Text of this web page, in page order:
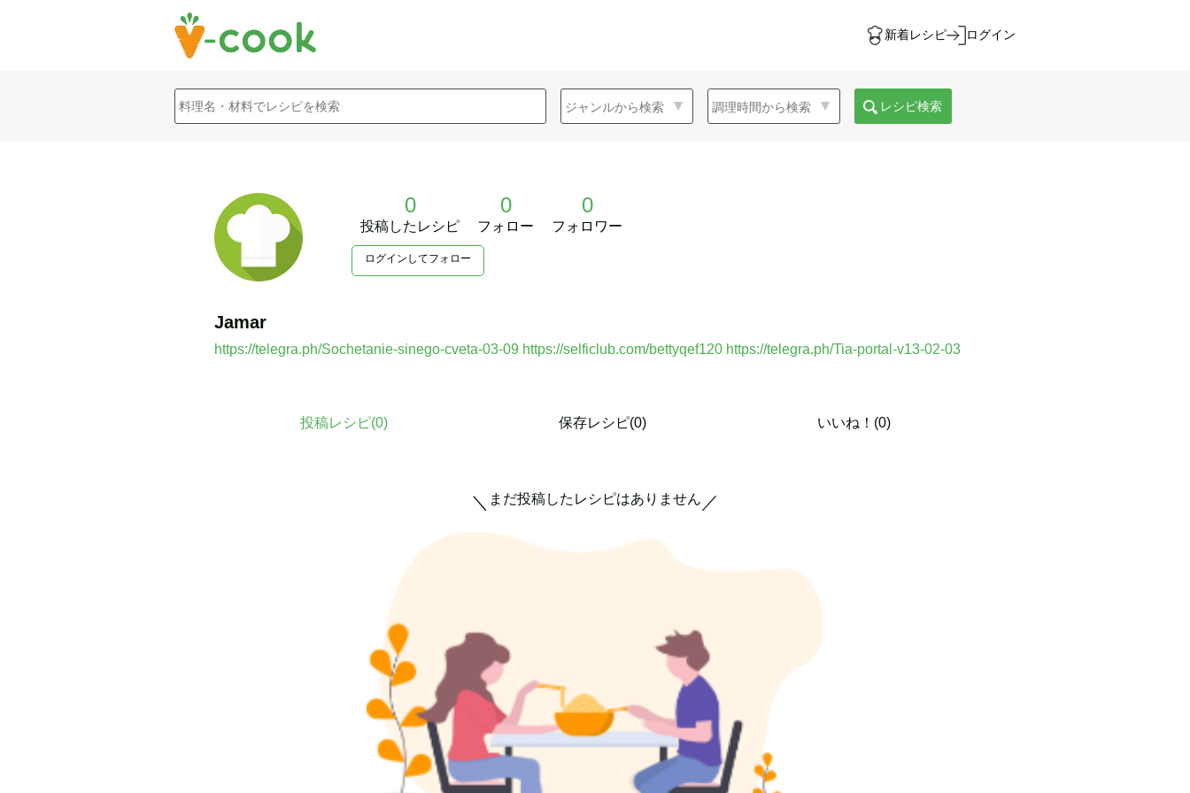
新着レシピ ログイン
レシピ検索
0
投稿したレシピ
0
フォロー
0
フォロワー
ログインしてフォロー
Jamar
https://telegra.ph/Sochetanie-sinego-cveta-03-09 https://selficlub.com/bettyqef120 https://telegra.ph/Tia-portal-v13-02-03
投稿レシピ(0) 保存レシピ(0) いいね！(0)
＼ まだ投稿したレシピはありません ／